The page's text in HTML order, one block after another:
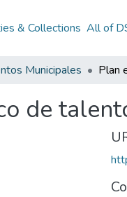
& Collections All of
Municipales
de